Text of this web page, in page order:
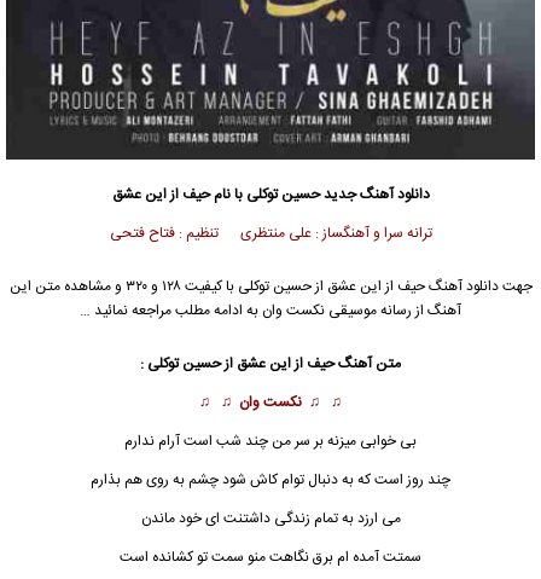
دانلود آهنگ جدیدحسین توکلی با نام حیف از این عشق
ترانه سرا و آهنگساز : علی منتظری تنظیم : فتاح فتحی
جهت دانلود آهنگ حیف از این عشق از حسین توکلی با کیفیت ۱۲۸ و ۳۲۰ و مشاهده متن این
آهنگ از رسانه موسیقی نکست وان به ادامه مطلب مراجعه نمائید …
متن آهنگ حیف از این عشق از حسین توکلی :
♫ ♫ نکست وان ♫ ♫
بی خوابی میزنه بر سر من چند شب است آرام ندارم
چند روز است که به دنبال توام کاش شود چشم به روی هم بذارم
می ارزد به تمام زندگی داشتنت ای خود ماندن
سمتت آمده ام برق نگاهت منو سمت تو کشانده است